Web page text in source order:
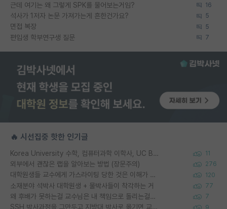
근데 여기는 왜 그렇게 SPK를 물어보는거임? 16
석사가 1저자 논문 가져가는게 흔한건가요? 5
면접 복장 5
편입생 학부연구생 질문 7
🔥 시선집중 핫한 인기글
Korea University 수학, 컴퓨터과학 이학사, UC Berkeley 산업공학 대학원 공학박사가 되는 것은 쉽지 않겠죠? 11
외부에서 괜찮은 랩을 알아보는 방법 (장문주의) 276
대학원생들 교수에게 가스라이팅 당한 것은 이해가 갑니다. 안타깝네요. 120
소재분야 석박사 대학원생 + 물박사들이 착각하는 거 77
왜 후배가 못하는걸 교수님은 내 책임으로 돌리는걸까요? 7
SSH 박사과정을 그만두고 지방대 박사로 옮기면 교수의 꿈은 끝일까요? 9